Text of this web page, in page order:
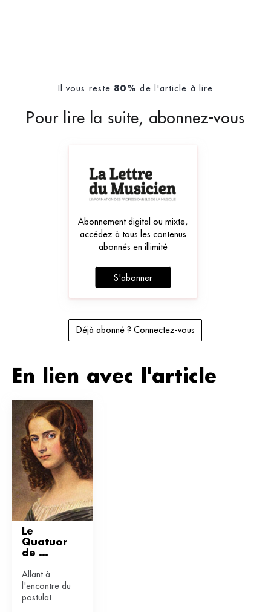
Il vous reste 80% de l'article à lire
Pour lire la suite, abonnez-vous
Abonnement digital ou mixte,
accédez à tous les contenus
abonnés en illimité
S'abonner
Déjà abonné ? Connectez-vous
En lien avec l'article
Le
Quatuor
de
Mendels
sohn
Allant à
l'encontre du
postulat